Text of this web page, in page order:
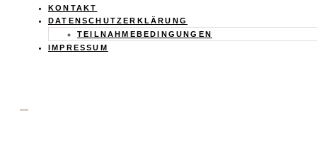
KONTAKT
DATENSCHUTZERKLÄRUNG
TEILNAHMEBEDINGUNGEN
IMPRESSUM